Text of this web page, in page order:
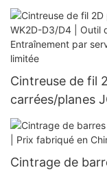
tuyaux
Cintreuse de fil
carrées/planes
cintrage pour
Entraînement
m/min | Offre
Cintrage de